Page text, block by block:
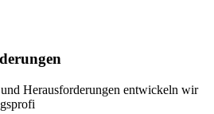
Herausforderungen entwickeln wir